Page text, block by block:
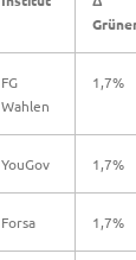
FG
Wahlen
1,7%
YouGov 1,7%
Forsa 1,7%